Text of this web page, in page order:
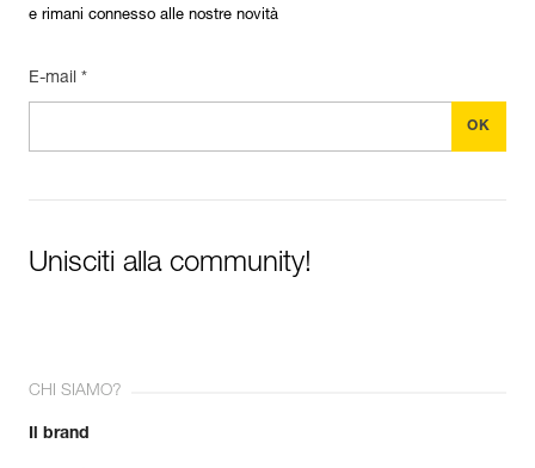
e rimani connesso alle nostre novità
E-mail *
Unisciti alla community!
CHI SIAMO?
Il brand